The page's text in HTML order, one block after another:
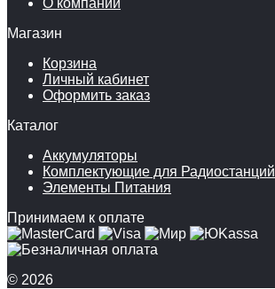
О компании
Магазин
Корзина
Личный кабинет
Оформить заказ
Каталог
Аккумуляторы
Комплектующие для Радиостанций
Элементы Питания
Принимаем к оплате
© 2026